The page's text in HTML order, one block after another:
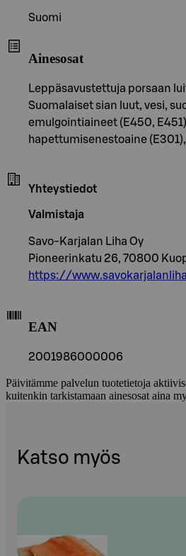
Suomi
Ainesosat
Leppäsavustettuja porsaan
Suomalaiset sian luut, vesi,
emulgointiaineet (E450,
hapettumisenestoaine
Yhteystiedot
Valmistaja
Savo-Karjalan Liha Oy
Pioneerinkatu 26, 70800
https://
EAN
2001986000006
Päivitämme palvelun tuotetietoja
kuitenkin tarkistamaan ainesosat aina
Katso myös